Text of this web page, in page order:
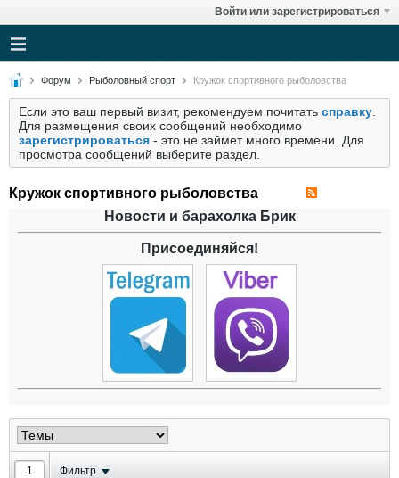
Войти или зарегистрироваться
Форум Рыболовный спорт Кружок спортивного рыболовства
Если это ваш первый визит, рекомендуем почитать справку
Для размещения своих сообщений необходимо
зарегистрироваться - это не займет много времени. Для
просмотра сообщений выберите раздел.
Кружок спортивного рыболовства
Новости и барахолка Брик
Присоединяйся!
Фильтр